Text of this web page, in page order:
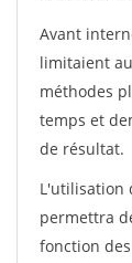
Avant
limitaient
méthodes
temps et
de résultat.
L'utilisation
permettra
fonction